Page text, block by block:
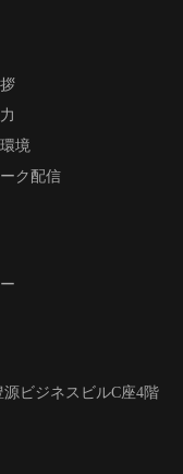
境
ク配信
ビジネスビルC座4階